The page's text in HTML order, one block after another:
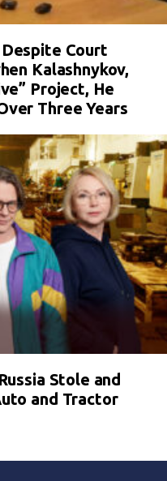
Court
Kalashnykov,
Project, He
Three Years
Stole and
and Tractor